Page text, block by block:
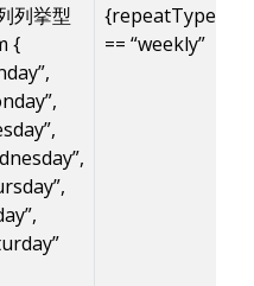
列挙型
{
{repeatType}
== “weekly”